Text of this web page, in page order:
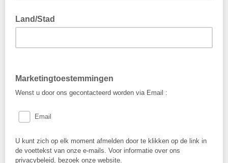
Land/Stad
Marketingtoestemmingen
Wenst u door ons gecontacteerd worden via Email :
Email
U kunt zich op elk moment afmelden door te klikken op de link in
de voettekst van onze e-mails. Voor informatie over ons
privacybeleid, bezoek onze website.